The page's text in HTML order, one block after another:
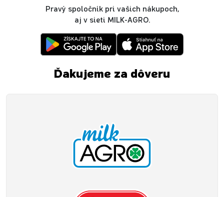
Pravý spoločník pri vašich nákupoch,
aj v sieti MILK-AGRO.
Ďakujeme za dôveru